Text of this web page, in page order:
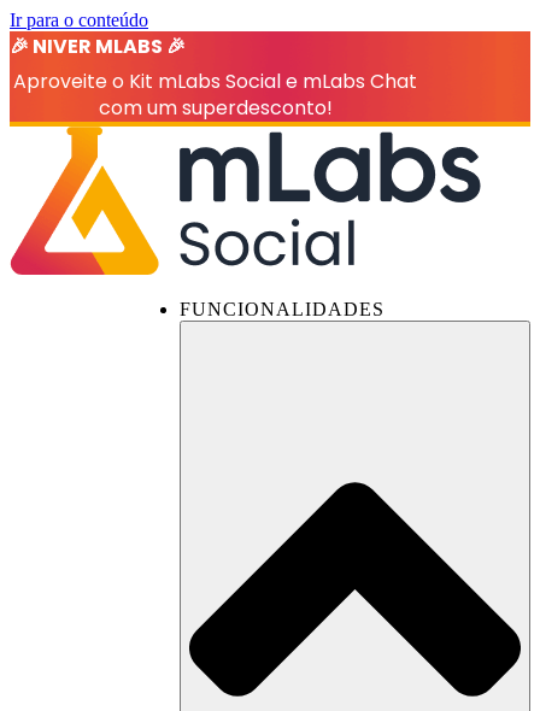
Ir para o conteúdo
🎉 NIVER MLABS 🎉
Aproveite o Kit mLabs Social e mLabs Chat
com um superdesconto!
FUNCIONALIDADES